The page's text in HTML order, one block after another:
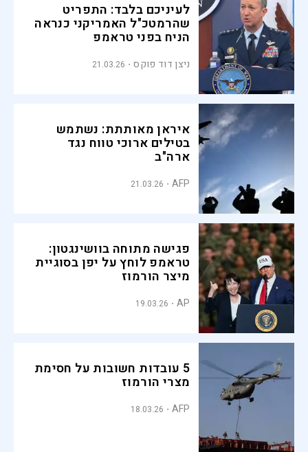
לעיניכם בלבד: התפריט
שהרמטכ"ל האמריקני כנראה
הניח בפני טראמפ
ניצן דוד פוקס 21.03.26
איראן מאותתת: נשתמש
בטילים ארוכי טווח נגד
ארה"ב
AFP
21.03.26
פגישה מתוחה בוושינגטון:
טראמפ לוחץ על יפן בסוגיית
מיצר הורמוז
AP
19.03.26
5 עובדות חשובות על חסימת
מצרי הורמוז
AFP
18.03.26